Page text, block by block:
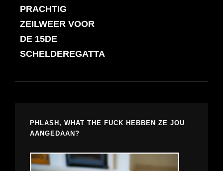
navigatie
POST
PRACHTIG
ZEILWEER VOOR
DE 15DE
SCHELDEREGATTA
PHLASH, WHAT THE FUCK HEBBEN ZE JOU
AANGEDAAN?